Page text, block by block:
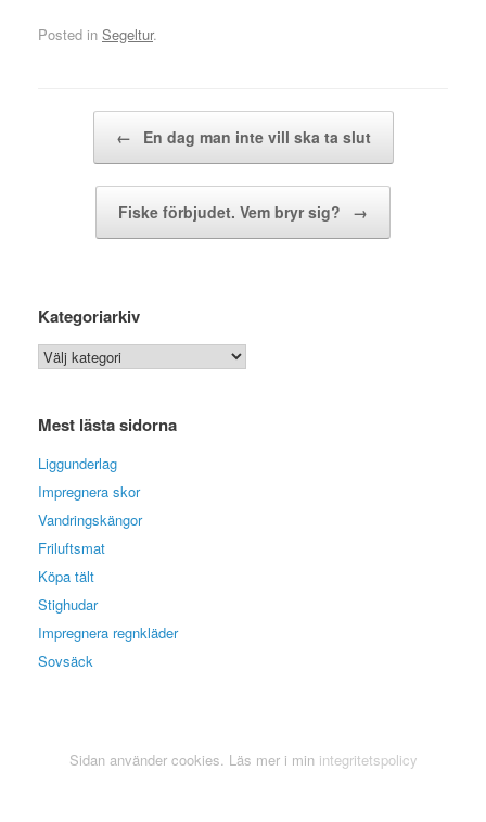
Posted in Segeltur.
← En dag man inte vill ska ta slut
Fiske förbjudet. Vem bryr sig? →
Kategoriarkiv
Kategoriarkiv
Mest lästa sidorna
Liggunderlag
Impregnera skor
Vandringskängor
Friluftsmat
Köpa tält
Stighudar
Impregnera regnkläder
Sovsäck
Sidan använder cookies. Läs mer i min integritetspolicy